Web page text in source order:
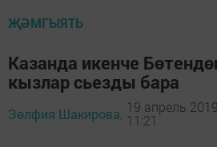
ҖӘМГЫЯТЬ
Казанда икенче
кызлар сьезды бара
Зөлфия Шакирова, 19 апрель
11:21